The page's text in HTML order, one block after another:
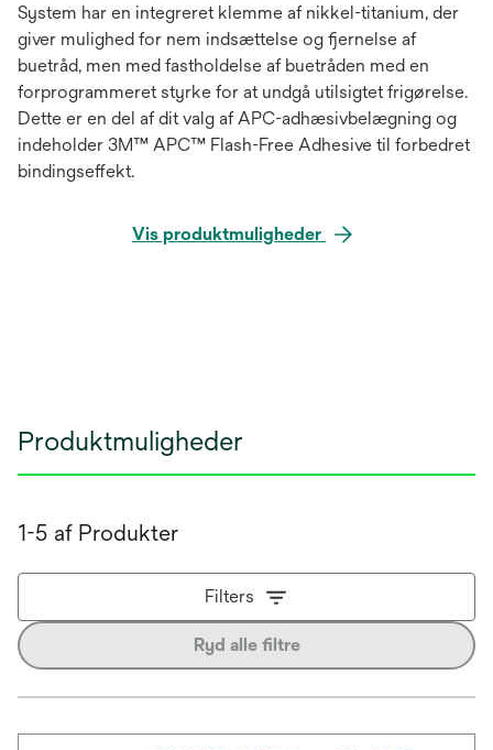
System har en integreret klemme af nikkel-titanium, der
giver mulighed for nem indsættelse og fjernelse af
buetråd, men med fastholdelse af buetråden med en
forprogrammeret styrke for at undgå utilsigtet frigørelse.
Dette er en del af dit valg af APC-adhæsivbelægning og
indeholder 3M™ APC™ Flash-Free Adhesive til forbedret
bindingseffekt.
Vis produktmuligheder
Produktmuligheder
1-5 af Produkter
Filters
Ryd alle filtre